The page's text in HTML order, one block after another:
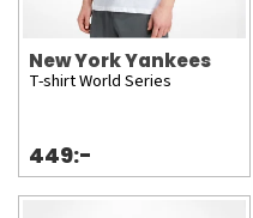
New York Yankees
T-shirt World Series
449:-